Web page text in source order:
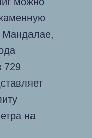
Мандалае,
729
на